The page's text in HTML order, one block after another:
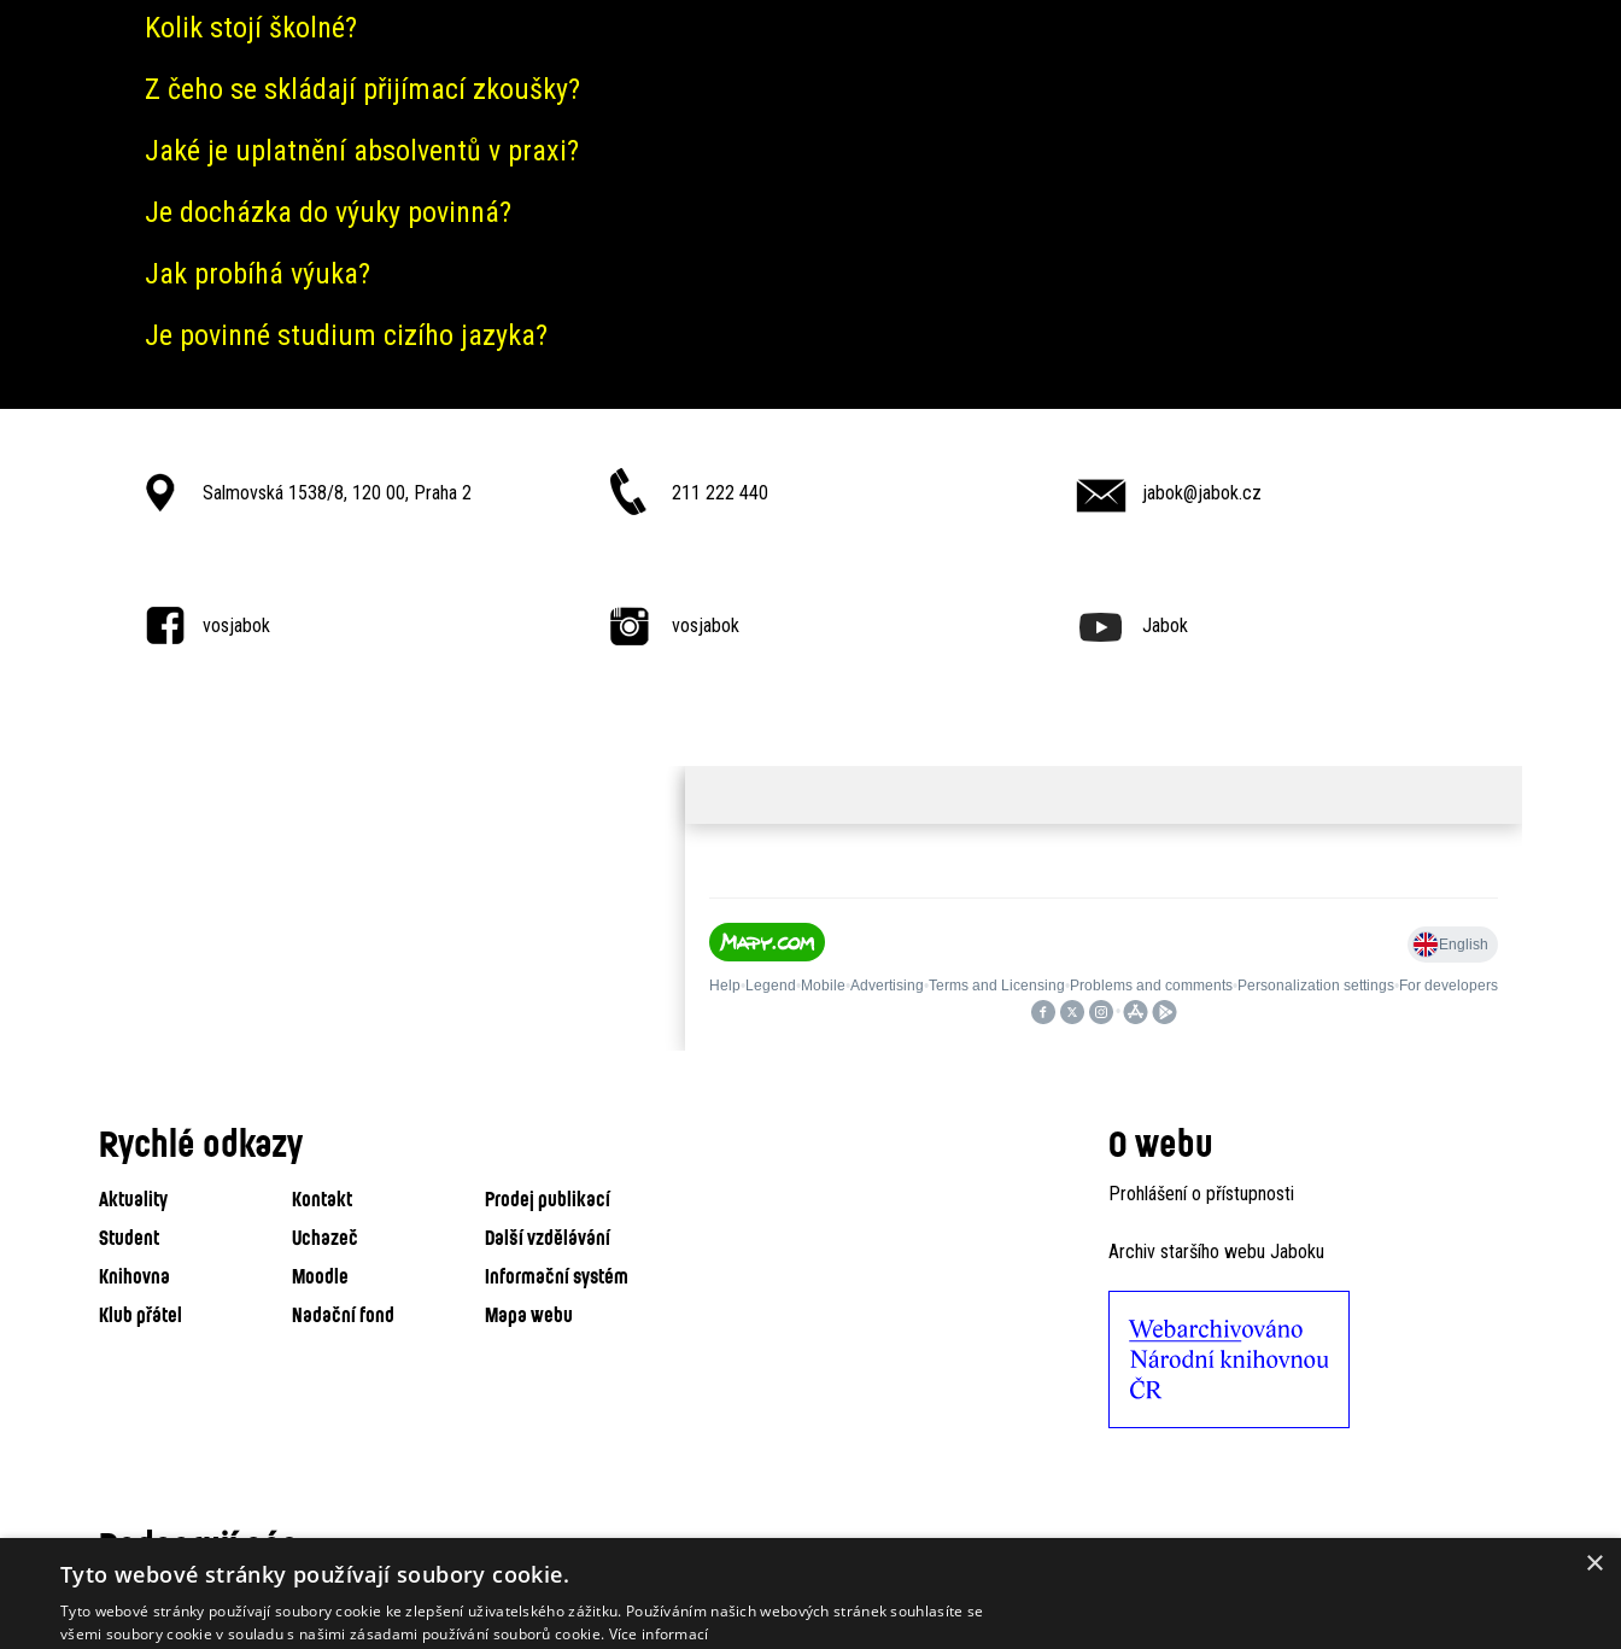
Kolik stojí školné?
Z čeho se skládají přijímací zkoušky?
Jaké je uplatnění absolventů v praxi?
Je docházka do výuky povinná?
Jak probíhá výuka?
Je povinné studium cizího jazyka?
Salmovská 1538/8, 120 00, Praha 2 211 222 440 jabok@jabok.cz
vosjabok vosjabok Jabok
Rychlé odkazy
Aktuality Kontakt
Prodej publikací
Student
Uchazeč
Další vzdělávání
Knihovna
Moodle
Informační systém
Klub přátel
Nadační fond Mapa webu
O webu
Prohlášení o přístupnosti
Archiv staršího webu Jaboku
Podporují nás ×
Tyto webové stránky používají soubory cookie.
Tyto webové stránky používají soubory cookie ke zlepšení uživatelského zážitku. Používáním našich webových stránek souhlasíte se
všemi soubory cookie v souladu s našimi zásadami používání souborů cookie. Více informací